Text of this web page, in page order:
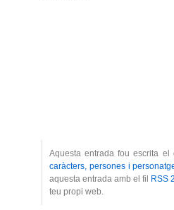
Aquesta entrada fou escrita
caràcters, persones i
aquesta entrada amb el fil RSS
teu propi web.